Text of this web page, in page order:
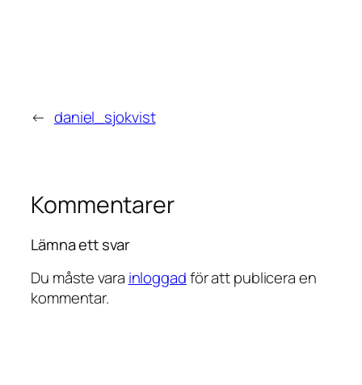
← daniel_sjokvist
Kommentarer
Lämna ett svar
Du måste vara inloggadför att publicera en
kommentar.